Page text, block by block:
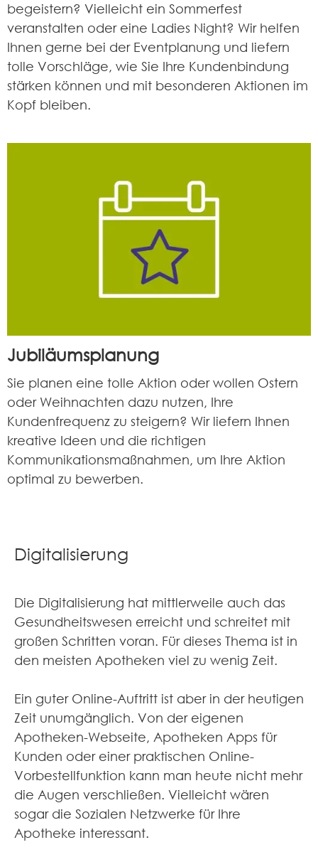
begeistern? Vielleicht ein Sommerfest
veranstalten oder eine Ladies Night? Wir helfen
Ihnen gerne bei der Eventplanung und liefern
tolle Vorschläge, wie Sie Ihre Kundenbindung
stärken können und mit besonderen Aktionen im
Kopf bleiben.
Jubiläumsplanung
Sie planen eine tolle Aktion oder wollen Ostern
oder Weihnachten dazu nutzen, Ihre
Kundenfrequenz zu steigern? Wir liefern Ihnen
kreative Ideen und die richtigen
Kommunikationsmaßnahmen, um Ihre Aktion
optimal zu bewerben.
Digitalisierung
Die Digitalisierung hat mittlerweile auch das
Gesundheitswesen erreicht und schreitet mit
großen Schritten voran. Für dieses Thema ist in
den meisten Apotheken viel zu wenig Zeit.
Ein guter Online-Auftritt ist aber in der heutigen
Zeit unumgänglich. Von der eigenen
Apotheken-Webseite, Apotheken Apps für
Kunden oder einer praktischen Online-
Vorbestellfunktion kann man heute nicht mehr
die Augen verschließen. Vielleicht wären
sogar die Sozialen Netzwerke für Ihre
Apotheke interessant.